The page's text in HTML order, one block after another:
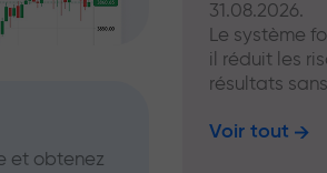
et obtenez
31.08.2026.
Le système
il réduit les
résultats
Voir tout